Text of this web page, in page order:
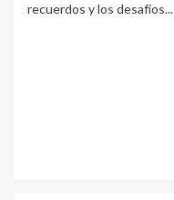
recuerdos y los desafíos...